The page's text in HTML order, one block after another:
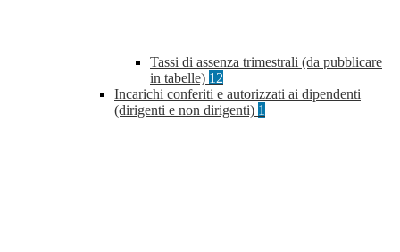
Tassi di assenza trimestrali (da pubblicare
in tabelle) 12
Incarichi conferiti e autorizzati ai dipendenti
(dirigenti e non dirigenti) 1